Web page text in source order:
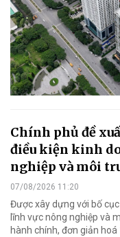
Chính phủ đề
điều kiện kinh
nghiệp và môi
07/08/2026 11:20
Được xây dựng với bố
lĩnh vực nông nghiệp và
hành chính, đơn giản